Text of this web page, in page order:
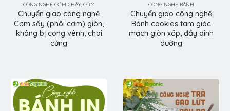
CÔNG NGHỆ CƠM CHÁY, CỐM
Chuyển giao công nghệ
Cơm sấy (phôi cơm) giòn,
không bị cong vênh, chai
cứng
CÔNG NGHỆ BÁNH
Chuyển giao công nghệ
Bánh cookies tam giác
mạch giòn xốp, đầy dinh
dưỡng